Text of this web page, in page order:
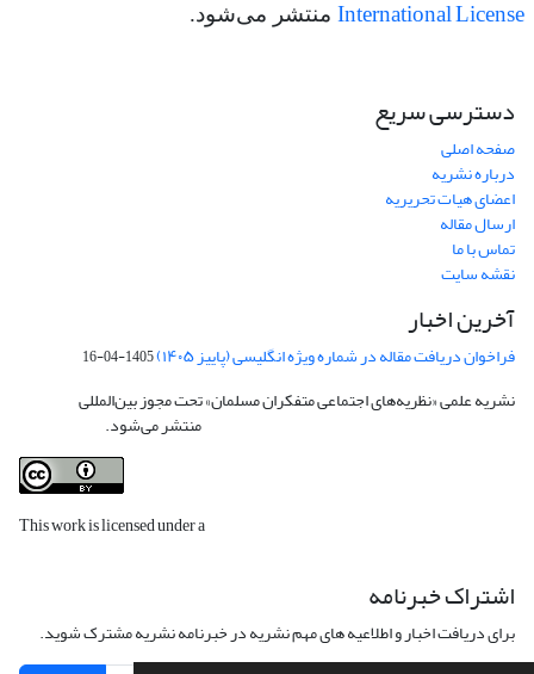
International License منتشر می‌شود.
دسترسی سریع
صفحه اصلی
درباره نشریه
اعضای هیات تحریریه
ارسال مقاله
تماس با ما
نقشه سایت
آخرین اخبار
فراخوان دریافت مقاله در شماره ویژه انگلیسی (پاییز ۱۴۰۵) 1405-04-16
نشریه علمی «نظریه‌های اجتماعی متفکران مسلمان» تحت مجوز بین‌المللی
منتشر می‌شود.
This work is licensed under a
اشتراک خبرنامه
برای دریافت اخبار و اطلاعیه های مهم نشریه در خبرنامه نشریه مشترک شوید.